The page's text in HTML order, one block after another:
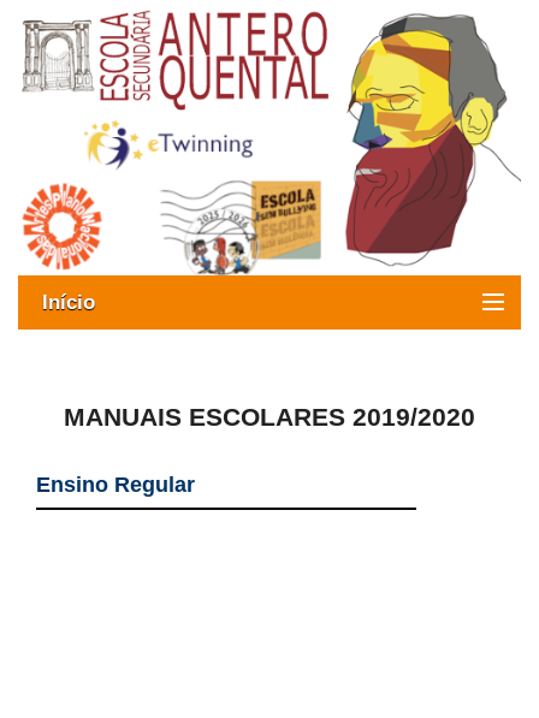
Início
Oferta formativa
ESAQ sem Bullying
MANUAIS ESCOLARES 2019/2020
Ensino Regular